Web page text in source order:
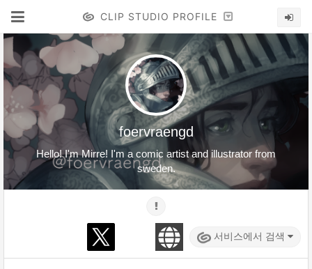
CLIP STUDIO PROFILE
foervraengd
Hello! I'm Mirre! I'm a comic artist and illustrator from
sweden.
서비스에서 검색